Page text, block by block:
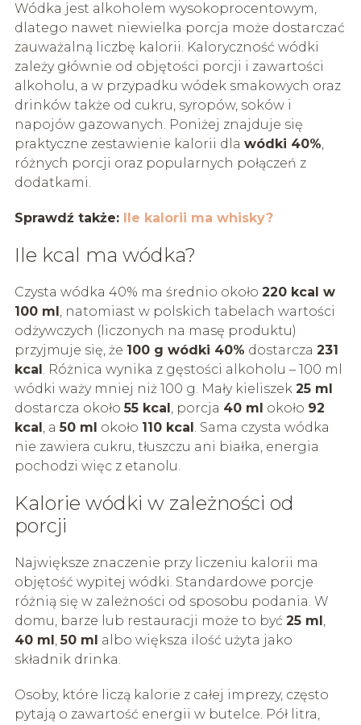
Wódka jest alkoholem wysokoprocentowym,
dlatego nawet niewielka porcja może dostarczać
zauważalną liczbę kalorii. Kaloryczność wódki
zależy głównie od objętości porcji i zawartości
alkoholu, a w przypadku wódek smakowych oraz
drinków także od cukru, syropów, soków i
napojów gazowanych. Poniżej znajduje się
praktyczne zestawienie kalorii dla wódki 40%,
różnych porcji oraz popularnych połączeń z
dodatkami.
Sprawdź także: Ile kalorii ma whisky?
Ile kcal ma wódka?
Czysta wódka 40% ma średnio około 220 kcal w
100 ml, natomiast w polskich tabelach wartości
odżywczych (liczonych na masę produktu)
przyjmuje się, że 100 g wódki 40% dostarcza 231
kcal. Różnica wynika z gęstości alkoholu – 100 ml
wódki waży mniej niż 100 g. Mały kieliszek 25 ml
dostarcza około55 kcal, porcja 40 ml około 92
kcal, a50 ml około 110 kcal. Sama czysta wódka
nie zawiera cukru, tłuszczu ani białka, energia
pochodzi więc z etanolu.
Kalorie wódki w zależności od
porcji
Największe znaczenie przy liczeniu kalorii ma
objętość wypitej wódki. Standardowe porcje
różnią się w zależności od sposobu podania. W
domu, barze lub restauracji może to być 25 ml,
40 ml,50 ml albo większa ilość użyta jako
składnik drinka.
Osoby, które liczą kalorie z całej imprezy, często
pytają o zawartość energii w butelce. Pół litra,